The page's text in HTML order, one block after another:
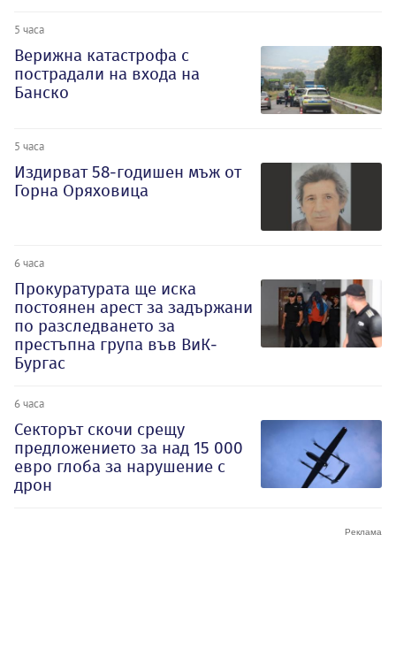
5 часа
Верижна катастрофа с
пострадали на входа на
Банско
5 часа
Издирват 58-годишен мъж от
Горна Оряховица
6 часа
Прокуратурата ще иска
постоянен арест за задържани
по разследването за
престъпна група във ВиК-
Бургас
6 часа
Секторът скочи срещу
предложението за над 15 000
евро глоба за нарушение с
дрон